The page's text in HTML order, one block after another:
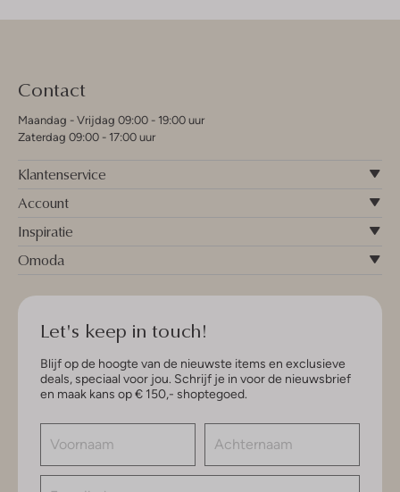
Contact
Maandag - Vrijdag 09:00 - 19:00 uur
Zaterdag 09:00 - 17:00 uur
Klantenservice
Account
Inspiratie
Omoda
Let's keep in touch!
Blijf op de hoogte van de nieuwste items en exclusieve
deals, speciaal voor jou. Schrijf je in voor de nieuwsbrief
en maak kans op € 150,- shoptegoed.